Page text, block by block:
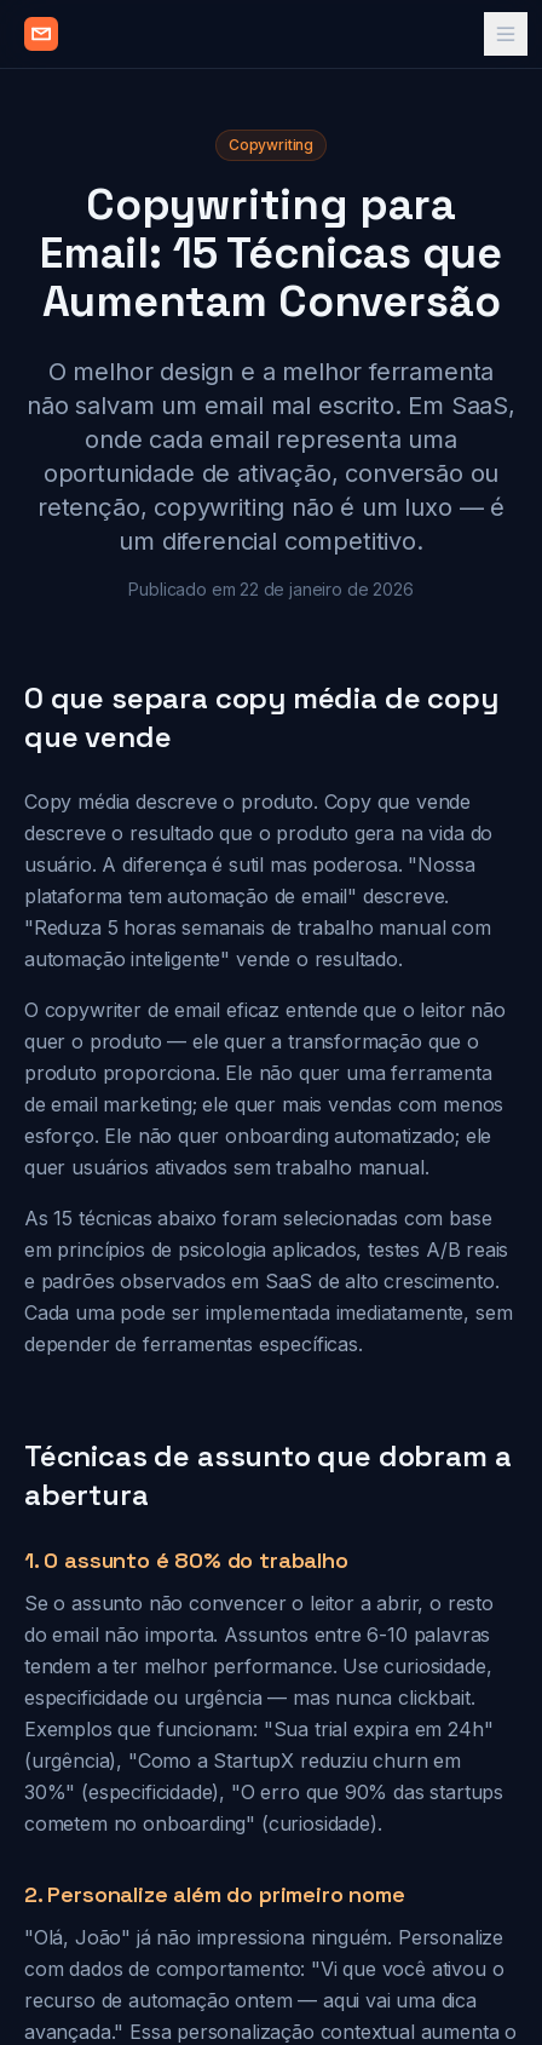
Copywriting
Copywriting para
Email: 15 Técnicas que
Aumentam Conversão
O melhor design e a melhor ferramenta
não salvam um email mal escrito. Em SaaS,
onde cada email representa uma
oportunidade de ativação, conversão ou
retenção, copywriting não é um luxo — é
um diferencial competitivo.
Publicado em 22 de janeiro de 2026
O que separa copy média de copy
que vende
Copy média descreve o produto. Copy que vende
descreve o resultado que o produto gera na vida do
usuário. A diferença é sutil mas poderosa. "Nossa
plataforma tem automação de email" descreve.
"Reduza 5 horas semanais de trabalho manual com
automação inteligente" vende o resultado.
O copywriter de email eficaz entende que o leitor não
quer o produto — ele quer a transformação que o
produto proporciona. Ele não quer uma ferramenta
de email marketing; ele quer mais vendas com menos
esforço. Ele não quer onboarding automatizado; ele
quer usuários ativados sem trabalho manual.
As 15 técnicas abaixo foram selecionadas com base
em princípios de psicologia aplicados, testes A/B reais
e padrões observados em SaaS de alto crescimento.
Cada uma pode ser implementada imediatamente, sem
depender de ferramentas específicas.
Técnicas de assunto que dobram a
abertura
1. O assunto é 80% do trabalho
Se o assunto não convencer o leitor a abrir, o resto
do email não importa. Assuntos entre 6-10 palavras
tendem a ter melhor performance. Use curiosidade,
especificidade ou urgência — mas nunca clickbait.
Exemplos que funcionam: "Sua trial expira em 24h"
(urgência), "Como a StartupX reduziu churn em
30%" (especificidade), "O erro que 90% das startups
cometem no onboarding" (curiosidade).
2. Personalize além do primeiro nome
"Olá, João" já não impressiona ninguém. Personalize
com dados de comportamento: "Vi que você ativou o
recurso de automação ontem — aqui vai uma dica
avançada." Essa personalização contextual aumenta o